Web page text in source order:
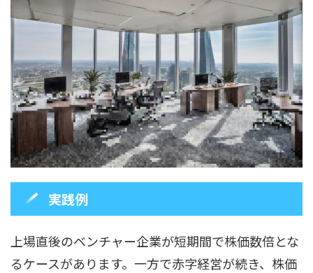
実践例
上場直後のベンチャー企業が短期間で株価数倍とな
るケースがあります。一方で赤字経営が続き、株価